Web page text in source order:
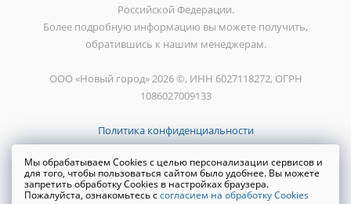
Российской Федерации.
Более подробную информацию вы можете получить,
обратившись к нашим менеджерам.
ООО «Новый город» 2026 ©, ИНН 6027118272, ОГРН
1086027009133
Политика конфиденциальности
Создание сайта WRP
Мы обрабатываем Cookies с целью персонализации сервисов и
для того, чтобы пользоваться сайтом было удобнее. Вы можете
запретить обработку Cookies в настройках браузера.
Пожалуйста, ознакомьтесь ссогласием на обработку Cookies